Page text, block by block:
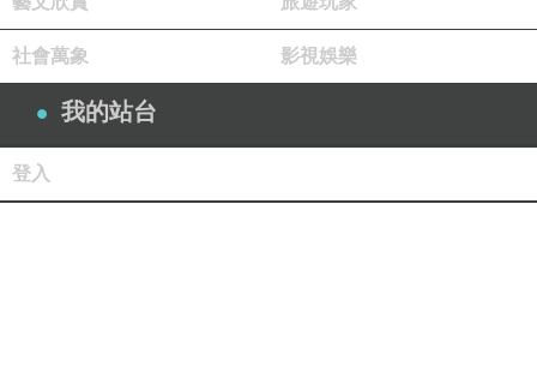
社會萬象 影視娛樂
我的站台
登入